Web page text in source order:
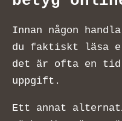
Innan någon
du faktiskt läsa
det är ofta en tid-
uppgift.
Ett annat